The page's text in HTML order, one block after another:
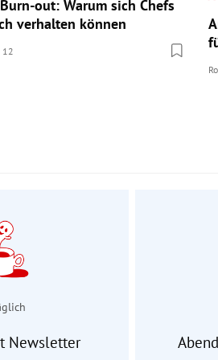
out: Warum sich Chefs
verhalten können
12
Newsletter